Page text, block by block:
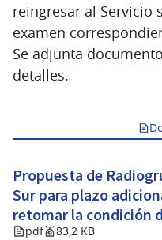
reingresar al Servicio
examen
Se adjunta
detalles.
Propuesta de
Sur para plazo
retomar la condición
Radioaficionados
pdf 83,2 KB